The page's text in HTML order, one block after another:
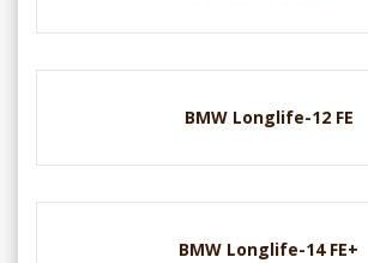
BMW Longlife-12 FE
BMW Longlife-14 FE+